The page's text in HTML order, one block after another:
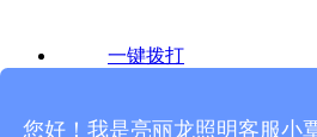
一键拨打
产品中心
您好！我是亮丽龙照明客服小